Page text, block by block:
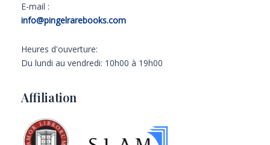
E-mail :
info@pingelrarebooks.com
Heures d'ouverture:
Du lundi au vendredi: 10h00 à 19h00
Affiliation